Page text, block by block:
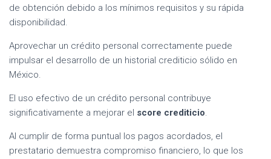
de obtención debido a los mínimos requisitos y su rápida
disponibilidad.
Aprovechar un crédito personal correctamente puede
impulsar el desarrollo de un historial crediticio sólido en
México.
El uso efectivo de un crédito personal contribuye
significativamente a mejorar el score crediticio.
Al cumplir de forma puntual los pagos acordados, el
prestatario demuestra compromiso financiero, lo que los